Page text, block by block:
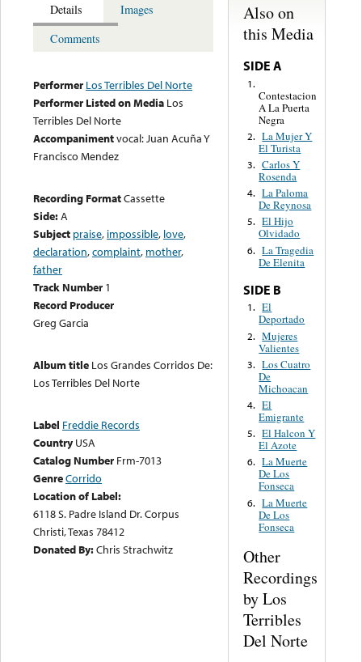
Details
Images
Comments
Performer Los Terribles Del Norte
Performer Listed on Media Los
Terribles Del Norte
Accompanimentvocal: Juan Acuña Y
Francisco Mendez
Recording FormatCassette
Side:A
Subject praise, impossible, love,
declaration,complaint, mother,
father
Track Number 1
Record Producer
Greg Garcia
Album title Los Grandes Corridos De:
Los Terribles Del Norte
Label Freddie Records
Country USA
Catalog Number Frm-7013
GenreCorrido
Location of Label:
6118 S. Padre Island Dr. Corpus
Christi, Texas 78412
Donated By:Chris Strachwitz
Also on
this Media
SIDE A
1.
Contestacion
A La Puerta
Negra
2. La Mujer Y
El Turista
3. Carlos Y
Rosenda
4. La Paloma
De Reynosa
5. El Hijo
Olvidado
6. La Tragedia
De Elenita
SIDE B
1. El
Deportado
2. Mujeres
Valientes
3. Los Cuatro
De
Michoacan
4. El
Emigrante
5. El Halcon Y
El Azote
6. La Muerte
De Los
Fonseca
6. La Muerte
De Los
Fonseca
Other
Recordings
by Los
Terribles
Del Norte